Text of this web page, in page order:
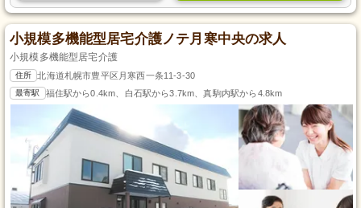
小規模多機能型居宅介護ノテ月寒中央の求人
小規模多機能型居宅介護
住所 北海道札幌市豊平区月寒西一条11-3-30
最寄駅 福住駅から0.4km、白石駅から3.7km、真駒内駅から4.8km